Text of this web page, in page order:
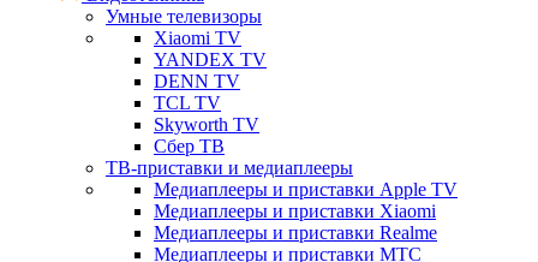
Умные телевизоры
Xiaomi TV
YANDEX TV
DENN TV
TCL TV
Skyworth TV
Сбер ТВ
ТВ-приставки и медиаплееры
Медиаплееры и приставки Apple TV
Медиаплееры и приставки Xiaomi
Медиаплееры и приставки Realme
Медиаплееры и приставки МТС